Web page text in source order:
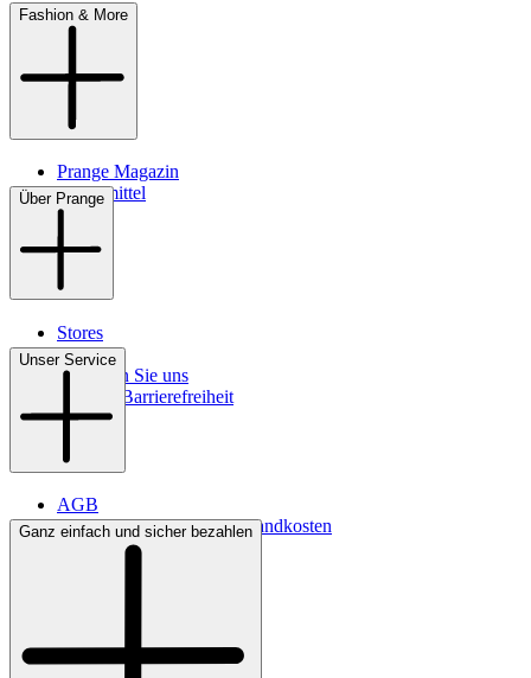
Fashion & More
Prange Magazin
Pflegemittel
Über Prange
Stores
Kontakt
So finden Sie uns
Digitale Barrierefreiheit
Unser Service
AGB
Lieferbedingungen & Versandkosten
Bezahlung
Ganz einfach und sicher bezahlen